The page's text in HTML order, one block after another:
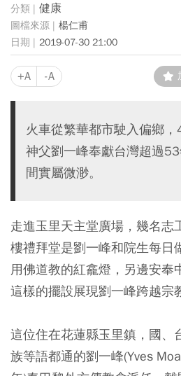
健康
楊仁甫
2019-07-30 21:00
+A -A
火車從繁華都市駛入偏鄉
神父劉一峰奉獻台灣超過
間實屬微渺。
走進玉里天主堂廣場，幾名志
樓禮拜堂是劉一峰和院生每日
用佛道教的紅龕燈，另邊安奉
這樣的擺設展現劉一峰跨越宗
這位住在花蓮縣玉里鎮，國、
族等語都通的劉一峰(Yves